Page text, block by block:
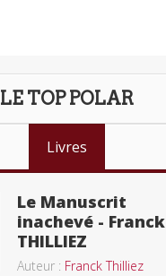
LE TOP POLAR
Livres
Le Manuscrit
inachevé - Franck
THILLIEZ
Auteur : Franck Thilliez